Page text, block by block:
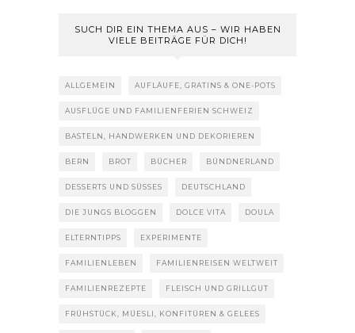
SUCH DIR EIN THEMA AUS – WIR HABEN
VIELE BEITRÄGE FÜR DICH!
ALLGEMEIN AUFLÄUFE, GRATINS & ONE-POTS
AUSFLÜGE UND FAMILIENFERIEN SCHWEIZ
BASTELN, HANDWERKEN UND DEKORIEREN
BERN BROT BÜCHER BÜNDNERLAND
DESSERTS UND SÜSSES DEUTSCHLAND
DIE JUNGS BLOGGEN DOLCE VITA DOULA
ELTERNTIPPS EXPERIMENTE
FAMILIENLEBEN FAMILIENREISEN WELTWEIT
FAMILIENREZEPTE FLEISCH UND GRILLGUT
FRÜHSTÜCK, MÜESLI, KONFITÜREN & GELEES